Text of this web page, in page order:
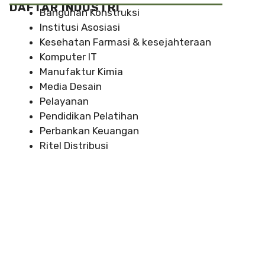
DAFTAR INDUSTRI
Bangunan Konstruksi
Institusi Asosiasi
Kesehatan Farmasi & kesejahteraan
Komputer IT
Manufaktur Kimia
Media Desain
Pelayanan
Pendidikan Pelatihan
Perbankan Keuangan
Ritel Distribusi